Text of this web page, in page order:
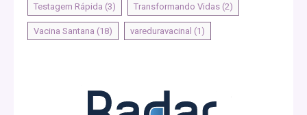
Testagem Rápida (3) Transformando Vidas (2)
Vacina Santana (18) vareduravacinal (1)